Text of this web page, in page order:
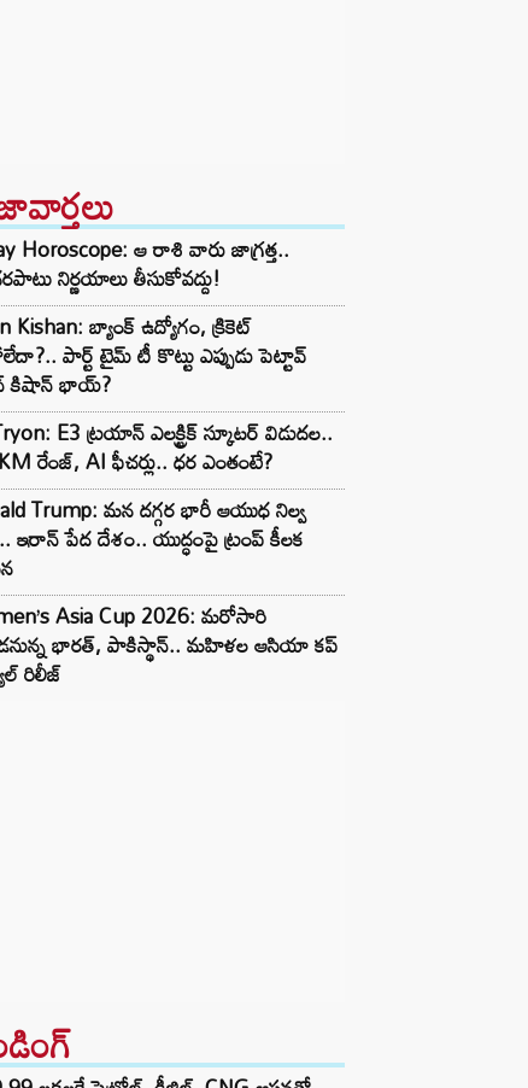
Horoscope: ఆ రాశి వారు జాగ్రత్త..
నిర్ణయాలు తీసుకోవద్దు!
Kishan: బ్యాంక్ ఉద్యోగం, క్రికెట్
పార్ట్ టైమ్ టీ కొట్టు ఎప్పుడు పెట్టావ్
కిషాన్ భాయ్‌?
E3 ట్రయాన్ ఎలక్ట్రిక్ స్కూటర్ విడుదల..
రేంజ్, AI ఫీచర్లు.. ధర ఎంతంటే?
Trump: మన దగ్గర భారీ ఆయుధ నిల్వ
ఇరాన్ పేద దేశం.. యుద్ధంపై ట్రంప్ కీలక
Asia Cup 2026: మరోసారి
భారత్, పాకిస్థాన్.. మహిళల ఆసియా కప్
రిలీజ్